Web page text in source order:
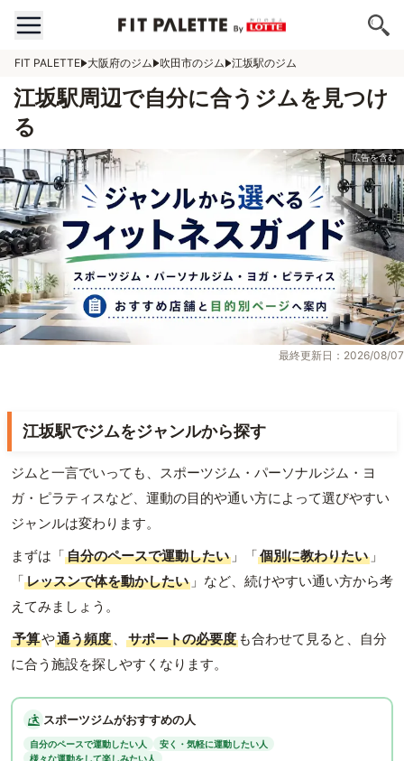
FIT PALETTE 大阪府のジム 吹田市のジム 江坂駅のジム
江坂駅周辺で自分に合うジムを見つけ
る
最終更新日：2026/08/07
江坂駅でジムをジャンルから探す
ジムと一言でいっても、スポーツジム・パーソナルジム・ヨ
ガ・ピラティスなど、運動の目的や通い方によって選びやすい
ジャンルは変わります。
まずは「自分のペースで運動したい 」「個別に教わりたい 」
「レッスンで体を動かしたい 」など、続けやすい通い方から考
えてみましょう。
予算や通う頻度 、 サポートの必要度 も合わせて見ると、自分
に合う施設を探しやすくなります。
スポーツジムがおすすめの人
自分のペースで運動したい人
安く・気軽に運動したい人
様々な運動をして楽しみたい人